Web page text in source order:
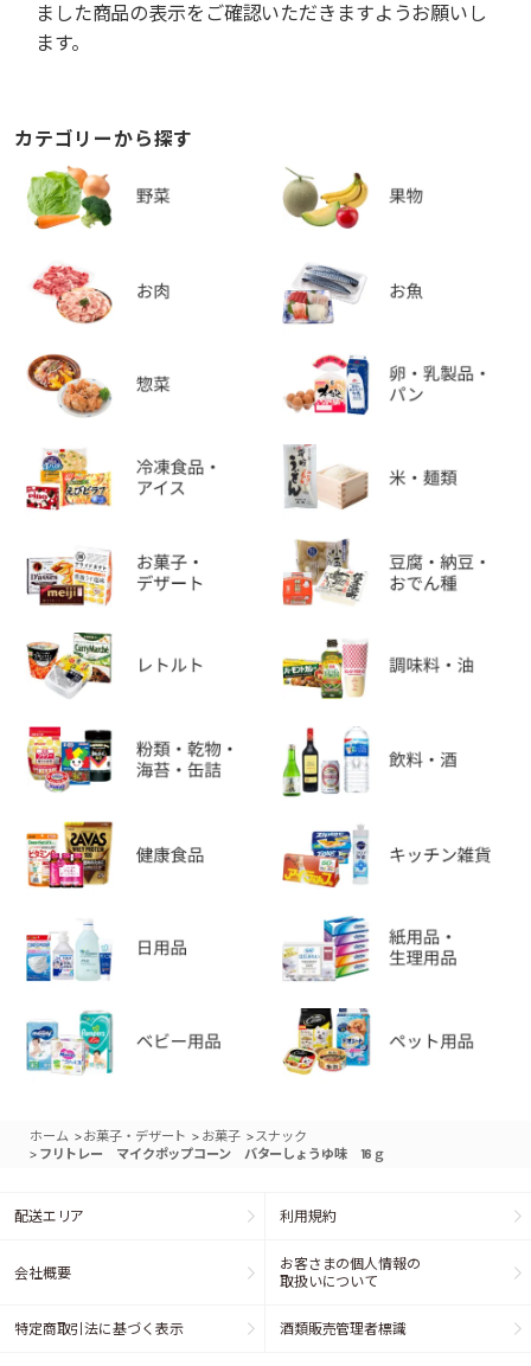
ました商品の表示をご確認いただきますようお願いし
ます。
カテゴリーから探す
ホーム >お菓子・デザート > お菓子 > スナック
> フリトレー マイクポップコーン バターしょうゆ味 16ｇ
配送エリア 利用規約
会社概要
お客さまの個人情報の
取扱いについて
特定商取引法に基づく表示 酒類販売管理者標識